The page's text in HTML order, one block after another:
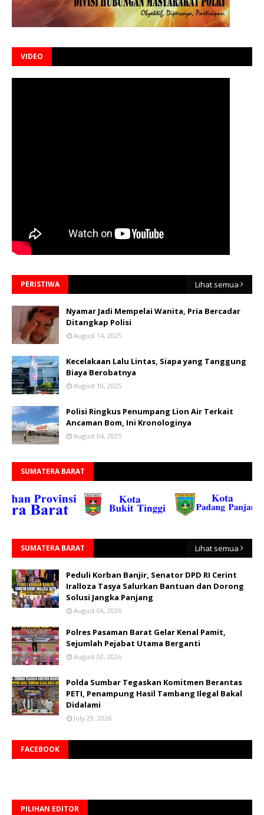
VIDEO
PERISTIWA Lihat semua
Nyamar Jadi Mempelai Wanita, Pria Bercadar
Ditangkap Polisi
August 14, 2025
Kecelakaan Lalu Lintas, Siapa yang Tanggung
Biaya Berobatnya
August 10, 2025
Polisi Ringkus Penumpang Lion Air Terkait
Ancaman Bom, Ini Kronologinya
August 04, 2025
SUMATERA BARAT
SUMATERA BARAT Lihat semua
Peduli Korban Banjir, Senator DPD RI Cerint
Iralloza Tasya Salurkan Bantuan dan Dorong
Solusi Jangka Panjang
August 06, 2026
Polres Pasaman Barat Gelar Kenal Pamit,
Sejumlah Pejabat Utama Berganti
August 02, 2026
Polda Sumbar Tegaskan Komitmen Berantas
PETI, Penampung Hasil Tambang Ilegal Bakal
Didalami
July 29, 2026
FACEBOOK
PILIHAN EDITOR